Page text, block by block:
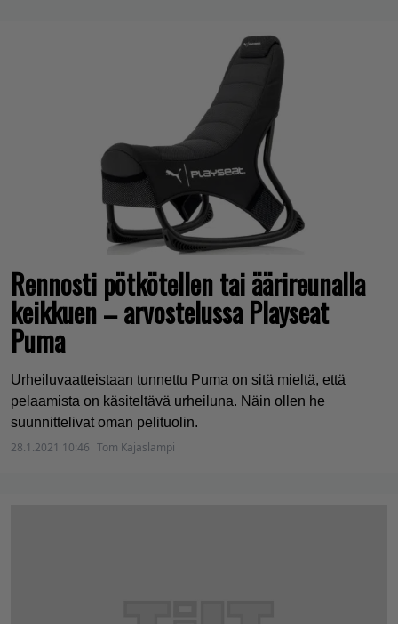
Rennosti pötkötellen tai äärireunalla
keikkuen – arvostelussa Playseat
Puma
Urheiluvaatteistaan tunnettu Puma on sitä mieltä, että
pelaamista on käsiteltävä urheiluna. Näin ollen he
suunnittelivat oman pelituolin.
28.1.2021 10:46 Tom Kajaslampi